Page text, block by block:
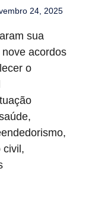
24, 2025
sua
acordos
o
civil,